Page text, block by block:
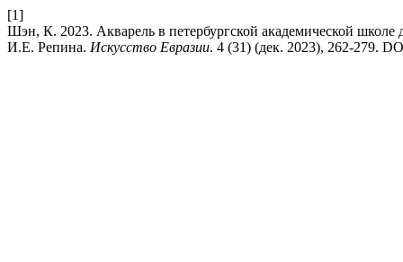
[1]
Шэн, К. 2023. Акварель в петербургской академической
И.Е. Репина. Искусство Евразии. 4 (31) (дек. 2023), 262-279.